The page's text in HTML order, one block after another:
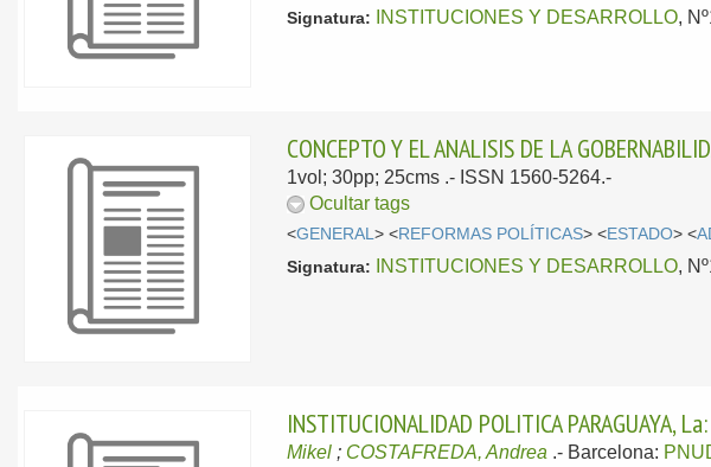
Signatura: INSTITUCIONES Y DESARROLLO,
CONCEPTO Y EL ANALISIS DE LA
1vol; 30pp; 25cms .- ISSN 1560-5264.-
Ocultar tags
<GENERAL> <REFORMAS POLÍTICAS> <ESTADO> <
Signatura: INSTITUCIONES Y DESARROLLO,
INSTITUCIONALIDAD POLITICA PARAGUAYA,
Mikel ; COSTAFREDA, Andrea .- Barcelona: